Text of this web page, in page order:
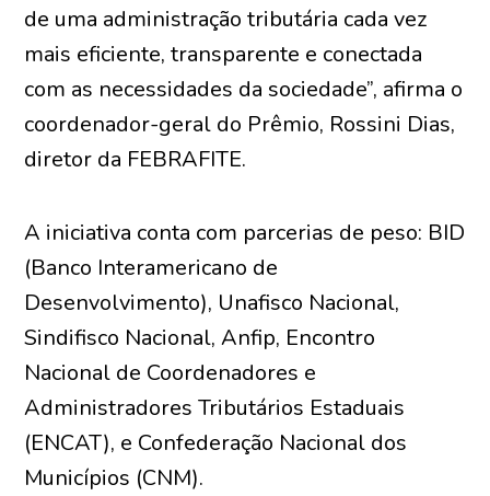
de uma administração tributária cada vez
mais eficiente, transparente e conectada
com as necessidades da sociedade”, afirma o
coordenador-geral do Prêmio, Rossini Dias,
diretor da FEBRAFITE.
A iniciativa conta com parcerias de peso: BID
(Banco Interamericano de
Desenvolvimento), Unafisco Nacional,
Sindifisco Nacional, Anfip, Encontro
Nacional de Coordenadores e
Administradores Tributários Estaduais
(ENCAT), e Confederação Nacional dos
Municípios (CNM).